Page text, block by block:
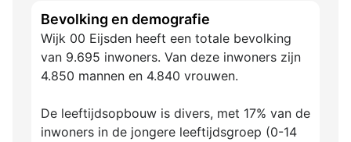
Bevolking en demografie
Wijk 00 Eijsden heeft een totale bevolking
van 9.695 inwoners. Van deze inwoners zijn
4.850 mannen en 4.840 vrouwen.
De leeftijdsopbouw is divers, met 17% van de
inwoners in de jongere leeftijdsgroep (0-14